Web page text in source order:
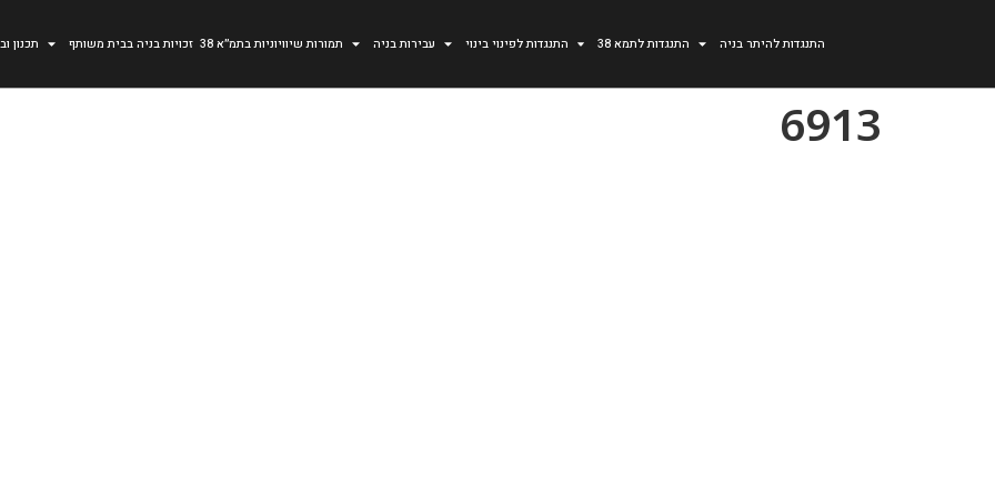
התנגדות להיתר בניה התנגדות לתמא 38 התנגדות לפינוי בינוי עבירות בניה תמורות שיוויוניות בתמ״א 38 זכויות בניה בבית משותף תכנון
6913